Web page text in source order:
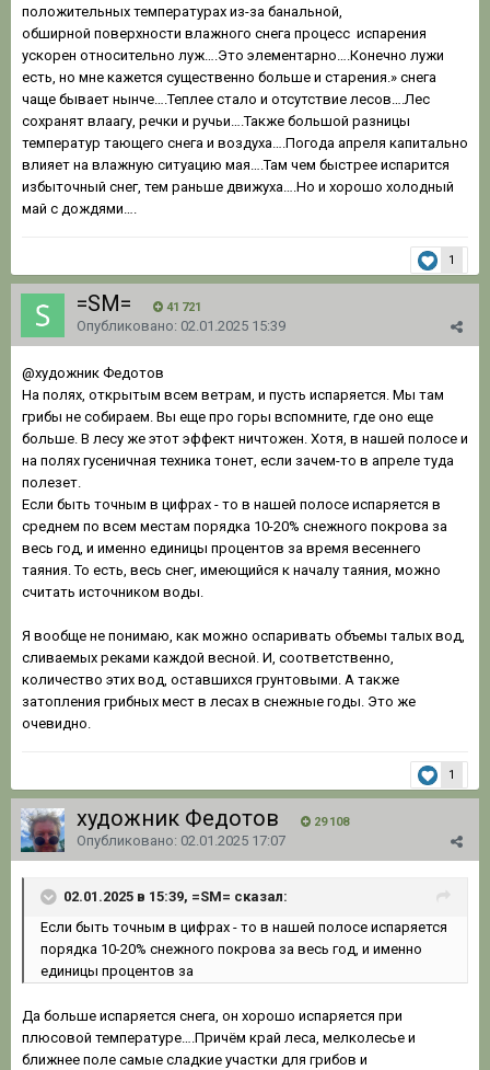
положительных температурах из-за банальной,
обширной поверхности влажного снега процесс испарения
ускорен относительно луж….Это элементарно….Конечно лужи
есть, но мне кажется существенно больше и старения.» снега
чаще бывает нынче….Теплее стало и отсутствие лесов….Лес
сохранят влаагу, речки и ручьи….Также большой разницы
температур тающего снега и воздуха….Погода апреля капитально
влияет на влажную ситуацию мая….Там чем быстрее испарится
избыточный снег, тем раньше движуха….Но и хорошо холодный
май с дождями….
1
=SM= 41 721
Опубликовано: 02.01.2025 15:39
@художник Федотов
На полях, открытым всем ветрам, и пусть испаряется. Мы там
грибы не собираем. Вы еще про горы вспомните, где оно еще
больше. В лесу же этот эффект ничтожен. Хотя, в нашей полосе и
на полях гусеничная техника тонет, если зачем-то в апреле туда
полезет.
Если быть точным в цифрах - то в нашей полосе испаряется в
среднем по всем местам порядка 10-20% снежного покрова за
весь год, и именно единицы процентов за время весеннего
таяния. То есть, весь снег, имеющийся к началу таяния, можно
считать источником воды.
Я вообще не понимаю, как можно оспаривать объемы талых вод,
сливаемых реками каждой весной. И, соответственно,
количество этих вод, оставшихся грунтовыми. А также
затопления грибных мест в лесах в снежные годы. Это же
очевидно.
1
художник Федотов 29 108
Опубликовано: 02.01.2025 17:07
02.01.2025 в 15:39, =SM= сказал:
Если быть точным в цифрах - то в нашей полосе испаряется
порядка 10-20% снежного покрова за весь год, и именно
единицы процентов за
Да больше испаряется снега, он хорошо испаряется при
плюсовой температуре….Причём край леса, мелколесье и
ближнее поле самые сладкие участки для грибов и